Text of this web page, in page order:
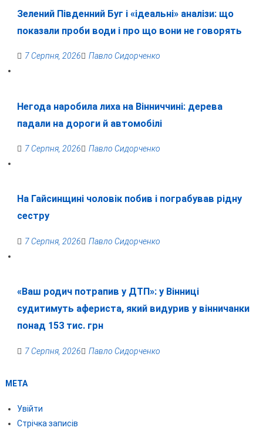
Зелений Південний Буг і «ідеальні» аналізи: що
показали проби води і про що вони не говорять
7 Серпня, 2026 Павло Сидорченко
Негода наробила лиха на Вінниччині: дерева
падали на дороги й автомобілі
7 Серпня, 2026 Павло Сидорченко
На Гайсинщині чоловік побив і пограбував рідну
сестру
7 Серпня, 2026 Павло Сидорченко
«Ваш родич потрапив у ДТП»: у Вінниці
судитимуть афериста, який видурив у вінничанки
понад 153 тис. грн
7 Серпня, 2026 Павло Сидорченко
МЕТА
Увійти
Стрічка записів